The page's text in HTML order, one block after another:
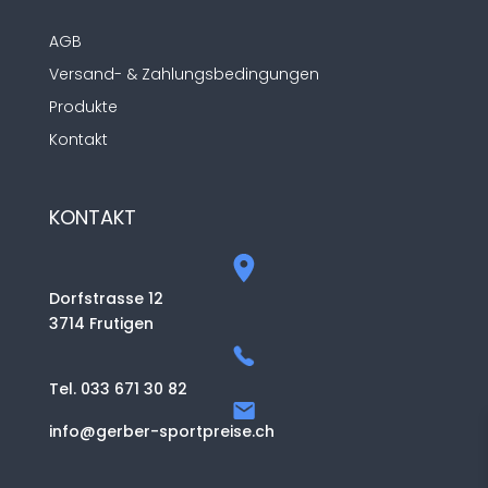
AGB
Versand- & Zahlungsbedingungen
Produkte
Kontakt
KONTAKT
Dorfstrasse 12
3714 Frutigen
Tel. 033 671 30 82
info@gerber-sportpreise.ch